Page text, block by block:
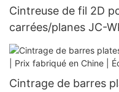
Cintreuse de fil 2D
carrées/planes JC-
cintrage pour acier
Entraînement par
m/min | Offre limitée
Cintrage de barres